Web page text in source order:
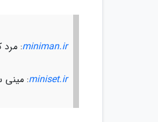
miniman.ir
:
miniset.ir: مینی